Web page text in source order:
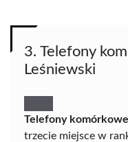
3. Telefony
Leśniewski
Telefony
trzecie miejsce w